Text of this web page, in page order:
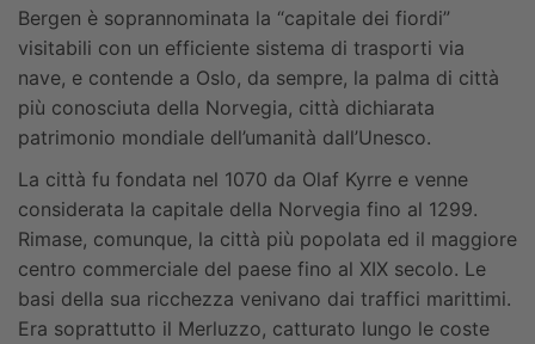
Bergen è soprannominata la “capitale dei fiordi”
visitabili con un efficiente sistema di trasporti via
nave, e contende a Oslo, da sempre, la palma di città
più conosciuta della Norvegia, città dichiarata
patrimonio mondiale dell’umanità dall’Unesco.
La città fu fondata nel 1070 da Olaf Kyrre e venne
considerata la capitale della Norvegia fino al 1299.
Rimase, comunque, la città più popolata ed il maggiore
centro commerciale del paese fino al XIX secolo. Le
basi della sua ricchezza venivano dai traffici marittimi.
Era soprattutto il Merluzzo, catturato lungo le coste